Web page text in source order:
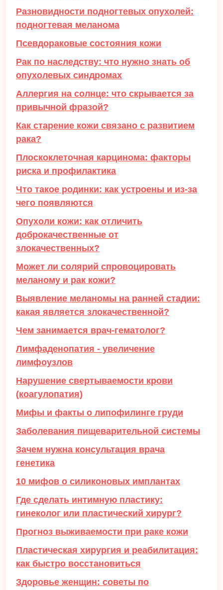
Разновидности подногтевых опухолей:
подногтевая меланома
Псевдораковые состояния кожи
Рак по наследству: что нужно знать об
опухолевых синдромах
Аллергия на солнце: что скрывается за
привычной фразой?
Как старение кожи связано с развитием
рака?
Плоскоклеточная карцинома: факторы
риска и профилактика
Что такое родинки: как устроены и из-за
чего появляются
Опухоли кожи: как отличить
доброкачественные от
злокачественных?
Может ли солярий спровоцировать
меланому и рак кожи?
Выявление меланомы на ранней стадии:
какая является злокачественной?
Чем занимается врач-гематолог?
Лимфаденопатия - увеличение
лимфоузлов
Нарушение свертываемости крови
(коагулопатия)
Мифы и факты о липофилинге груди
Заболевания пищеварительной системы
Зачем нужна консультация врача
генетика
10 мифов о силиконовых имплантах
Где сделать интимную пластику:
гинеколог или пластический хирург?
Прогноз выживаемости при раке кожи
Пластическая хирургия и реабилитация:
как быстро восстановиться
Здоровье женщин: советы по